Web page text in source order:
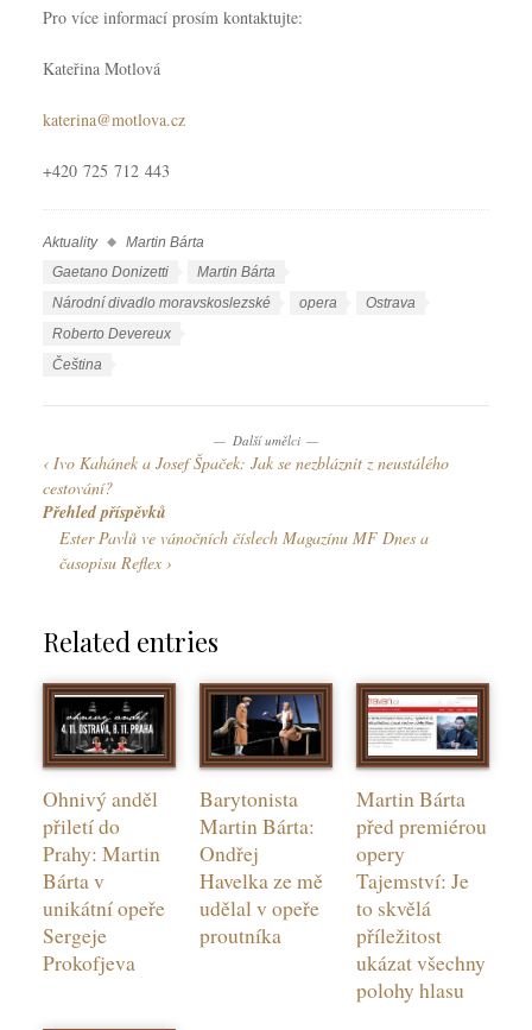
Pro více informací prosím kontaktujte:
Kateřina Motlová
katerina@motlova.cz
+420 725 712 443
R
y
Aktuality Martin Bárta
Š
y
Gaetano Donizetti
Martin Bárta
Národní divadlo moravskoslezské
opera
Ostrava
Roberto Devereux
k
y
Čeština
Další umělci
Ivo Kahánek a Josef Špaček: Jak se nezbláznit z neustálého
cestování?
Přehled příspěvků
Ester Pavlů ve vánočních číslech Magazínu MF Dnes a
časopisu Reflex
Related entries
Ohnivý anděl
přiletí do
Prahy: Martin
Bárta v
unikátní opeře
Sergeje
Prokofjeva
Barytonista
Martin Bárta:
Ondřej
Havelka ze mě
udělal v opeře
proutníka
Martin Bárta
před premiérou
opery
Tajemství: Je
to skvělá
příležitost
ukázat všechny
polohy hlasu